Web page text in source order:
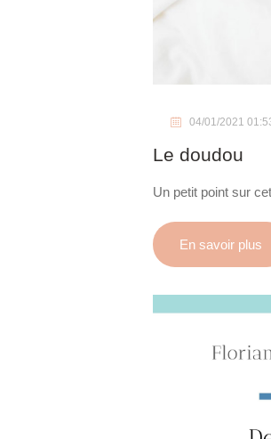
04/01/2021
Le doudou
Un petit point sur
En savoir plus